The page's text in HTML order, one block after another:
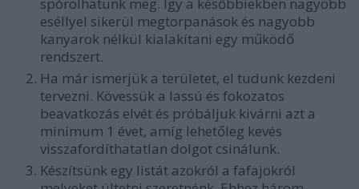
eséllyel sikerül megtorpanások és nagyobb
kanyarok nélkül kialakítani egy működő
rendszert.
Ha már ismerjük a területet, el tudunk kezdeni
tervezni. Kövessük a lassú és fokozatos
beavatkozás elvét és próbáljuk kivárni azt a
minimum 1 évet, amíg lehetőleg kevés
visszafordíthatatlan dolgot csinálunk.
Készítsünk egy listát azokról a fafajokról